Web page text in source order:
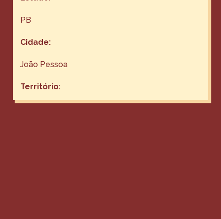
PB
Cidade:
João Pessoa
Território: